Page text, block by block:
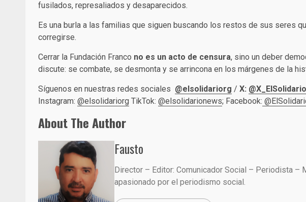
fusilados, represaliados y desaparecidos.
Es una burla a las familias que siguen buscando los restos de sus seres
corregirse.
Cerrar la Fundación Franco no es un acto de censura, sino un deber
discute: se combate, se desmonta y se arrincona en los márgenes de la
Síguenos en nuestras redes sociales @elsolidariorg / X: @X_ElSolidario
Instagram: @elsolidariorg TikTok: @elsolidarionews; Facebook:
About The Author
Fausto
Director – Editor: Comunicador Social – Periodista –
apasionado por el periodismo social.